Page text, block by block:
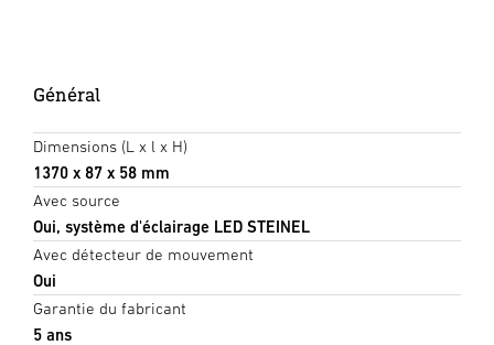
Général
Dimensions (L x l x H)
1370 x 87 x 58 mm
Avec source
Oui, système d'éclairage LED STEINEL
Avec détecteur de mouvement
Oui
Garantie du fabricant
5 ans